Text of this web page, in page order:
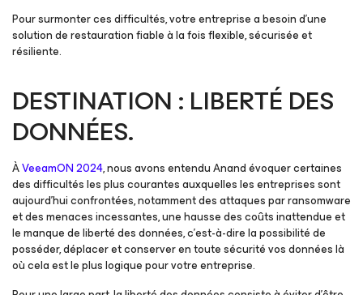
Pour surmonter ces difficultés, votre entreprise a besoin d’une
solution de restauration fiable à la fois flexible, sécurisée et
résiliente.
DESTINATION : LIBERTÉ DES
DONNÉES.
ÀVeeamON 2024, nous avons entendu Anand évoquer certaines
des difficultés les plus courantes auxquelles les entreprises sont
aujourd’hui confrontées, notamment des attaques par ransomware
et des menaces incessantes, une hausse des coûts inattendue et
le manque de liberté des données, c’est-à-dire la possibilité de
posséder, déplacer et conserver en toute sécurité vos données là
où cela est le plus logique pour votre entreprise.